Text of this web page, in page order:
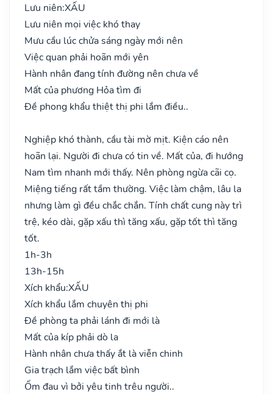
Lưu niên:XẤU
Lưu niên mọi việc khó thay
Mưu cầu lúc chửa sáng ngày mới nên
Việc quan phải hoãn mới yên
Hành nhân đang tính đường nên chưa về
Mất của phương Hỏa tìm đi
Đề phong khẩu thiệt thị phi lắm điều..
Nghiệp khó thành, cầu tài mờ mịt. Kiện cáo nên
hoãn lại. Người đi chưa có tin về. Mất của, đi hướng
Nam tìm nhanh mới thấy. Nên phòng ngừa cãi cọ.
Miệng tiếng rất tầm thường. Việc làm chậm, lâu la
nhưng làm gì đều chắc chắn. Tính chất cung này trì
trệ, kéo dài, gặp xấu thì tăng xấu, gặp tốt thì tăng
tốt.
1h-3h
13h-15h
Xích khẩu:XẤU
Xích khẩu lắm chuyên thị phi
Đề phòng ta phải lánh đi mới là
Mất của kíp phải dò la
Hành nhân chưa thấy ắt là viễn chinh
Gia trạch lắm việc bất bình
Ốm đau vì bởi yêu tinh trêu người..